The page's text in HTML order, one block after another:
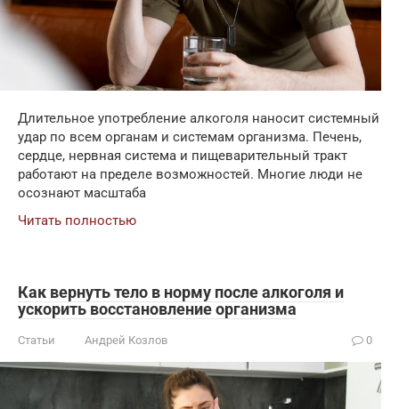
Длительное употребление алкоголя наносит системный
удар по всем органам и системам организма. Печень,
сердце, нервная система и пищеварительный тракт
работают на пределе возможностей. Многие люди не
осознают масштаба
Читать полностью
Как вернуть тело в норму после алкоголя и
ускорить восстановление организма
Статьи Андрей Козлов 0